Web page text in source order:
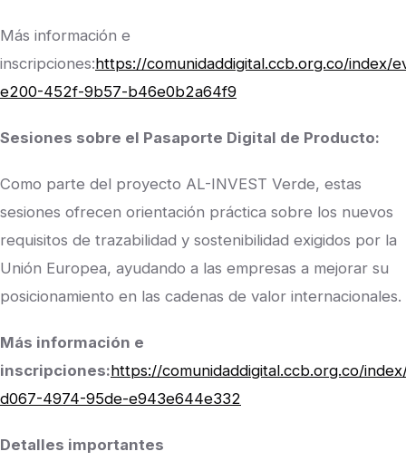
Más información e
inscripciones:https://comunidaddigital.ccb.org.co/index/
e200-452f-9b57-b46e0b2a64f9
Sesiones sobre el Pasaporte Digital de Producto:
Como parte del proyecto AL-INVEST Verde, estas
sesiones ofrecen orientación práctica sobre los nuevos
requisitos de trazabilidad y sostenibilidad exigidos por la
Unión Europea, ayudando a las empresas a mejorar su
posicionamiento en las cadenas de valor internacionales.
Más información e
inscripciones:https://comunidaddigital.ccb.org.co/
d067-4974-95de-e943e644e332
Detalles importantes